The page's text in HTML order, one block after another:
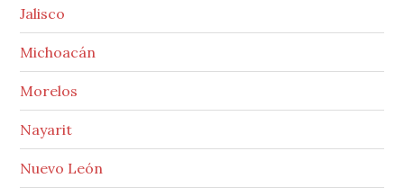
Jalisco
Michoacán
Morelos
Nayarit
Nuevo León